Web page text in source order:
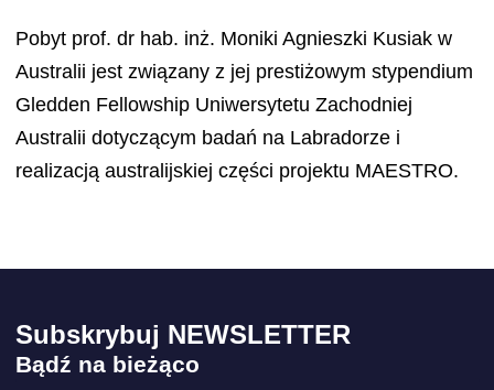
Pobyt prof. dr hab. inż. Moniki Agnieszki Kusiak w
Australii jest związany z jej prestiżowym stypendium
Gledden Fellowship Uniwersytetu Zachodniej
Australii dotyczącym badań na Labradorze i
realizacją australijskiej części projektu MAESTRO.
Subskrybuj NEWSLETTER
Bądź na bieżąco